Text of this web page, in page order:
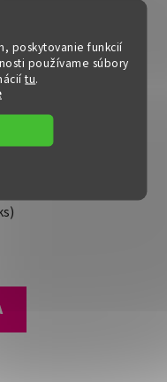
poskytovanie funkcií
používame súbory
tu.
-